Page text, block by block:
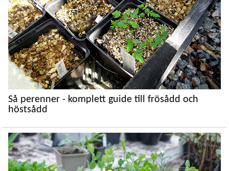
Så perenner - komplett guide till frösådd och
höstsådd